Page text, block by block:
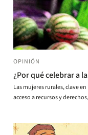
OPINIÓN
¿Por qué celebrar a
Las mujeres rurales, clave
acceso a recursos y